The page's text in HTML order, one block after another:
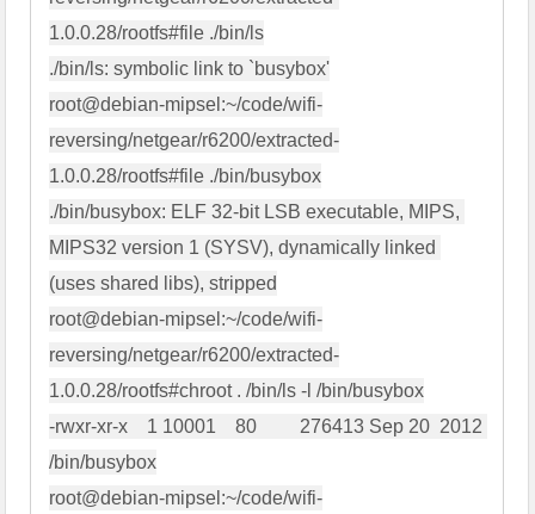
1.0.0.28/rootfs#file ./bin/ls
root@debian-mipsel:~/code/wifi-
reversing/netgear/r6200/extracted-
1.0.0.28/rootfs#file ./bin/busybox
./bin/busybox: ELF 32-bit LSB executable, MIPS,
MIPS32 version 1 (SYSV), dynamically linked
root@debian-mipsel:~/code/wifi-
reversing/netgear/r6200/extracted-
1.0.0.28/rootfs#chroot . /bin/ls -l /bin/busybox
-rwxr-xr-x    1 10001    80         276413 Sep 20  2012
root@debian-mipsel:~/code/wifi-